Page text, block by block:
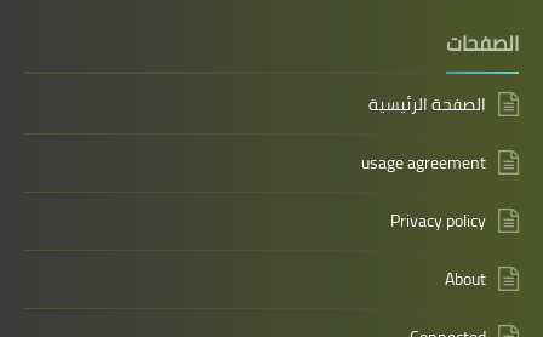
الصفحات
الصفحة الرئيسية
usage agreement
Privacy policy
About